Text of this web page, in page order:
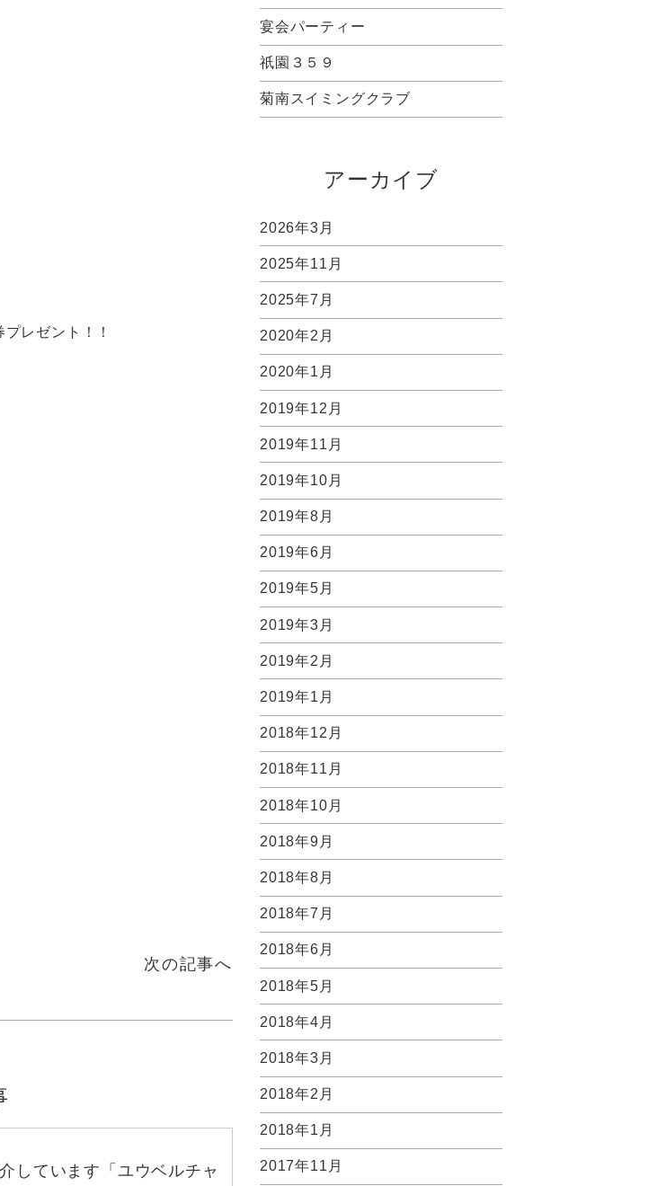
レゼント！！
次の記事へ
しています「ユウベルチャ
宴会パーティー
祇園３５９
菊南スイミングクラブ
アーカイブ
2026年3月
2025年11月
2025年7月
2020年2月
2020年1月
2019年12月
2019年11月
2019年10月
2019年8月
2019年6月
2019年5月
2019年3月
2019年2月
2019年1月
2018年12月
2018年11月
2018年10月
2018年9月
2018年8月
2018年7月
2018年6月
2018年5月
2018年4月
2018年3月
2018年2月
2018年1月
2017年11月